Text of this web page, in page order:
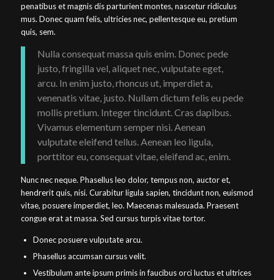
penatibus et magnis dis parturient montes, nascetur ridiculus
mus. Donec quam felis, ultricies nec, pellentesque eu, pretium
quis, sem.
Nulla consequat massa quis enim. Donec pede
justo, fringilla vel, aliquet nec, vulputate eget,
arcu. In enim justo, rhoncus ut, imperdiet a,
venenatis vitae, justo. Nullam dictum felis eu pede
mollis pretium. Integer tincidunt. Cras dapibus.
Vivamus elementum semper nisi. Aenean
vulputate eleifend tellus. Aenean leo ligula,
porttitor eu, consequat vitae, eleifend ac, enim.
Nunc nec neque. Phasellus leo dolor, tempus non, auctor et,
hendrerit quis, nisi. Curabitur ligula sapien, tincidunt non, euismod
vitae, posuere imperdiet, leo. Maecenas malesuada. Praesent
congue erat at massa. Sed cursus turpis vitae tortor.
Donec posuere vulputate arcu.
Phasellus accumsan cursus velit.
Vestibulum ante ipsum primis in faucibus orci luctus et ultrices